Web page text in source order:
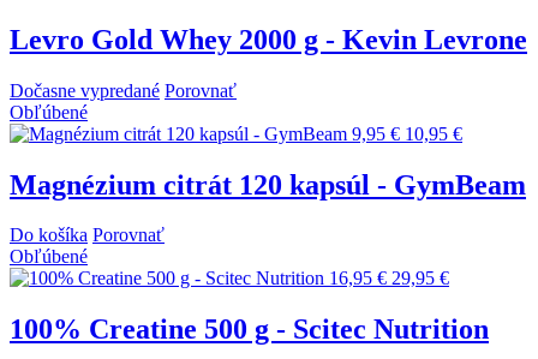
Levro Gold Whey 2000 g - Kevin Levrone
Dočasne vypredané Porovnať
Obľúbené
9,95 € 10,95 €
Magnézium citrát 120 kapsúl - GymBeam
Do košíka Porovnať
Obľúbené
16,95 € 29,95 €
100% Creatine 500 g - Scitec Nutrition